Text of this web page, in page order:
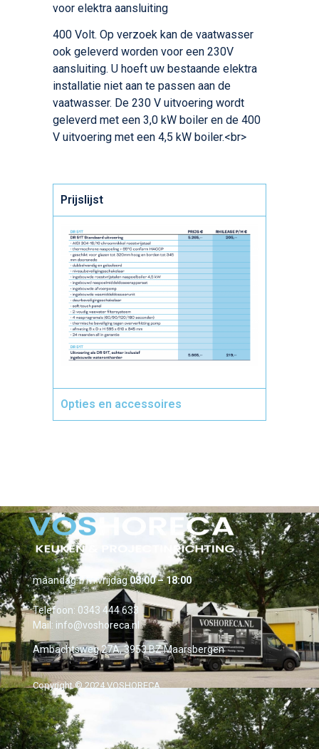
voor elektra aansluiting
400 Volt. Op verzoek kan de vaatwasser
ook geleverd worden voor een 230V
aansluiting. U hoeft uw bestaande elektra
installatie niet aan te passen aan de
vaatwasser. De 230 V uitvoering wordt
geleverd met een 3,0 kW boiler en de 400
V uitvoering met een 4,5 kW boiler.<br>
Prijslijst
Opties en accessoires
maandag t/m vrijdag08:00 – 18:00
Telefoon: 0343 444 633
Mail: info@voshoreca.nl
Ambachtsweg 27A, 3953 BZ Maarsbergen
Copyright © 2024 VOSHORECA